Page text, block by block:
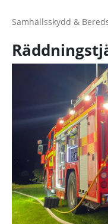
Samhällsskydd &